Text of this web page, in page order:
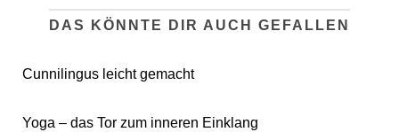
DAS KÖNNTE DIR AUCH GEFALLEN
Cunnilingus leicht gemacht
Yoga – das Tor zum inneren Einklang